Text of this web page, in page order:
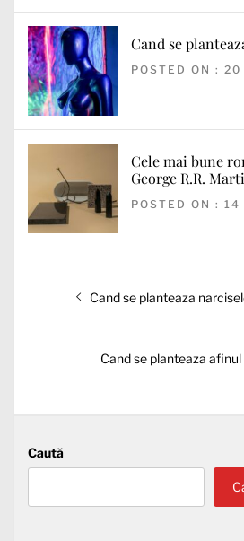
Cand se
POSTED ON :
Cele mai bune
George R.R.
POSTED ON :
Articolul
Cand se planteaza
Articolul
Cand se planteaza
Caută